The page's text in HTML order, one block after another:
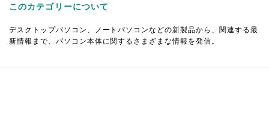
このカテゴリーについて
デスクトップパソコン、ノートパソコンなどの新製品から、関連する最
新情報まで、パソコン本体に関するさまざまな情報を発信。